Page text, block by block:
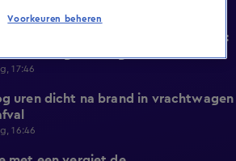
bij Oosterduinpad blijft groeien:
17:46
uren dicht na brand in vrachtwagen
16:46
Voorkeuren beheren